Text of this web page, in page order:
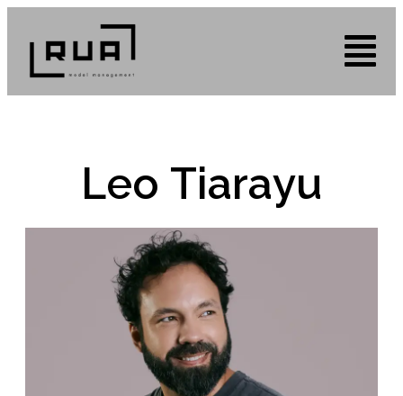
Leo Tiarayu